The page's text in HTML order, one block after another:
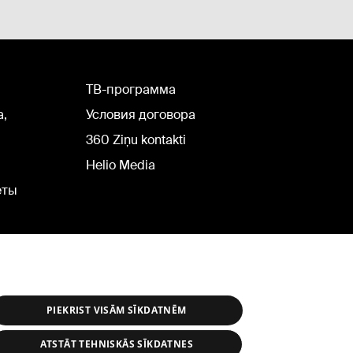
TВ-программа
Условия договора
360 Ziņu kontakti
Helio Media
PIEKRIST VISĀM SĪKDATNĒM
ATSTĀT TEHNISKĀS SĪKDATNES